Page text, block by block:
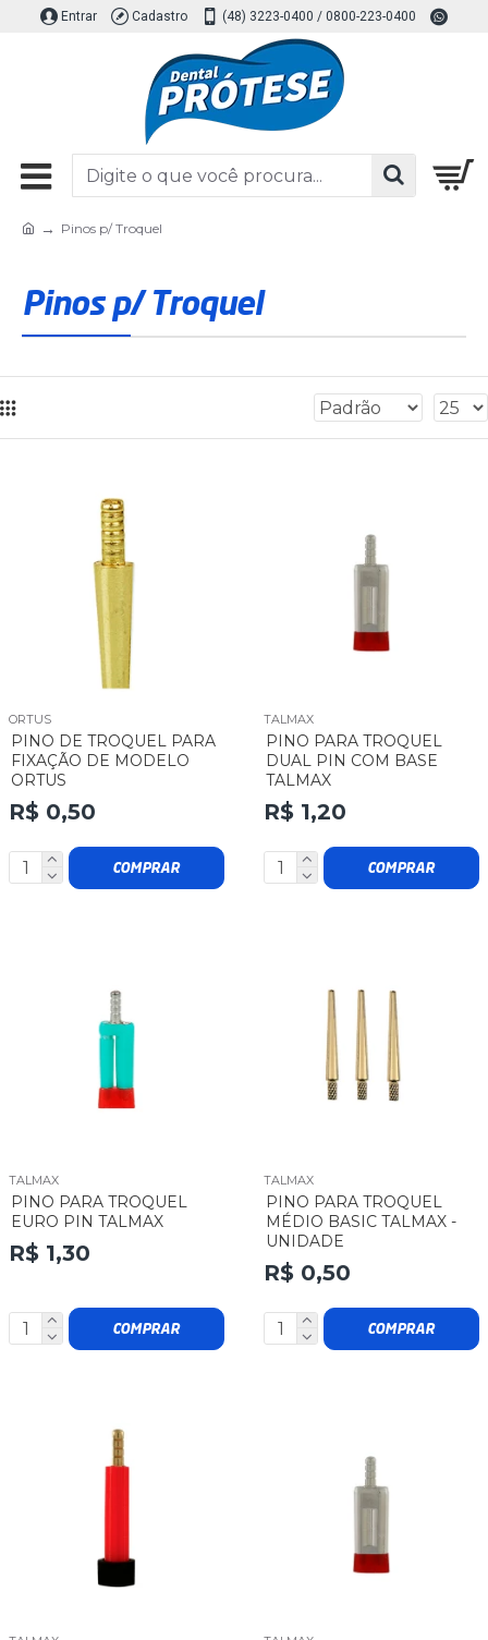
Entrar Cadastro (48) 3223-0400 / 0800-223-0400
Pinos p/ Troquel
Pinos p/ Troquel
ORTUS
PINO DE TROQUEL PARA
FIXAÇÃO DE MODELO
ORTUS
R$ 0,50
COMPRAR
TALMAX
PINO PARA TROQUEL
DUAL PIN COM BASE
TALMAX
R$ 1,20
COMPRAR
TALMAX
PINO PARA TROQUEL
EURO PIN TALMAX
R$ 1,30
COMPRAR
TALMAX
PINO PARA TROQUEL
MÉDIO BASIC TALMAX -
UNIDADE
R$ 0,50
COMPRAR